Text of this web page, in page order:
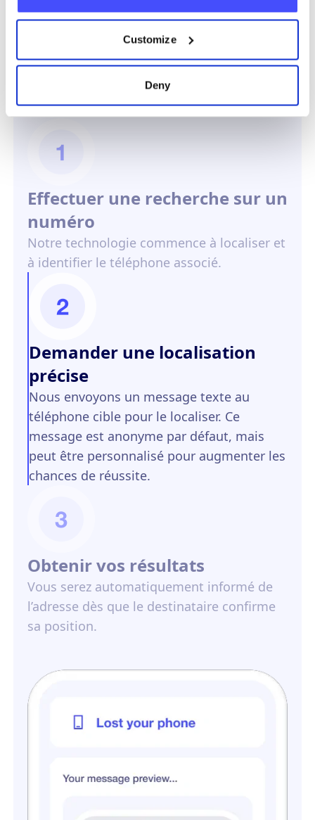
Customize
Deny
Comment ça
marche ?
Effectuer une recherche sur un
numéro
Notre technologie commence à localiser et
à identifier le téléphone associé.
Demander une localisation
précise
Nous envoyons un message texte au
téléphone cible pour le localiser. Ce
message est anonyme par défaut, mais
peut être personnalisé pour augmenter les
chances de réussite.
Obtenir vos résultats
Vous serez automatiquement informé de
l’adresse dès que le destinataire confirme
sa position.